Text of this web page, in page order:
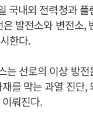
국내외 전력청과
은 발전소와 변전소,
한다.
는 선로의 이상 방
를 막는 과열 진단
뤄진다.